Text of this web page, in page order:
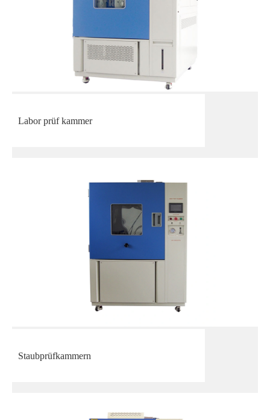
Labor prüf kammer
Staubprüfkammern